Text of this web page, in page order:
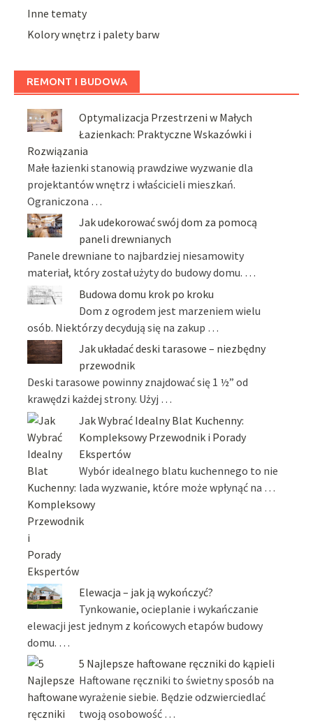
Inne tematy
Kolory wnętrz i palety barw
REMONT I BUDOWA
Optymalizacja Przestrzeni w Małych
Łazienkach: Praktyczne Wskazówki i
Rozwiązania
Małe łazienki stanowią prawdziwe wyzwanie dla
projektantów wnętrz i właścicieli mieszkań.
Ograniczona …
Jak udekorować swój dom za pomocą
paneli drewnianych
Panele drewniane to najbardziej niesamowity
materiał, który został użyty do budowy domu. …
Budowa domu krok po kroku
Dom z ogrodem jest marzeniem wielu
osób. Niektórzy decydują się na zakup …
Jak układać deski tarasowe – niezbędny
przewodnik
Deski tarasowe powinny znajdować się 1 ½” od
krawędzi każdej strony. Użyj …
Jak Wybrać Idealny Blat Kuchenny:
Kompleksowy Przewodnik i Porady
Ekspertów
Wybór idealnego blatu kuchennego to nie
lada wyzwanie, które może wpłynąć na …
Elewacja – jak ją wykończyć?
Tynkowanie, ocieplanie i wykańczanie
elewacji jest jednym z końcowych etapów budowy
domu. …
5 Najlepsze haftowane ręczniki do kąpieli
Haftowane ręczniki to świetny sposób na
wyrażenie siebie. Będzie odzwierciedlać
twoją osobowość …